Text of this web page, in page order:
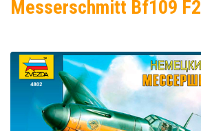
Messerschmitt Bf109 F2